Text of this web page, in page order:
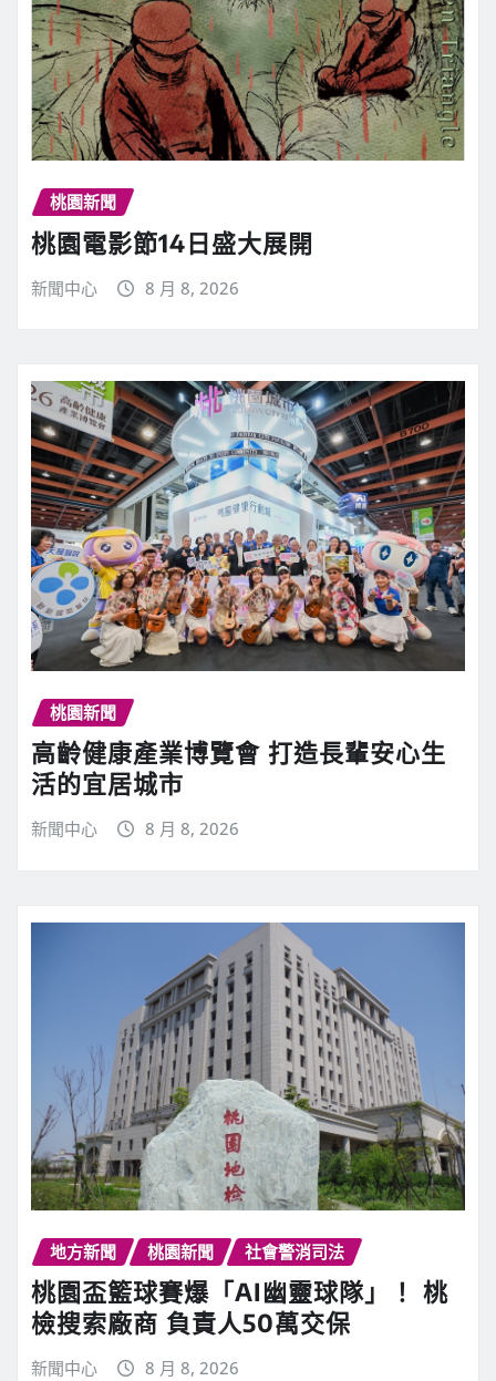
桃園新聞
桃園電影節14日盛大展開
新聞中心 8 月 8, 2026
桃園新聞
高齡健康產業博覽會 打造長輩安心生
活的宜居城市
新聞中心 8 月 8, 2026
地方新聞 桃園新聞 社會警消司法
桃園盃籃球賽爆「AI幽靈球隊」！ 桃
檢搜索廠商 負責人50萬交保
新聞中心 8 月 8, 2026